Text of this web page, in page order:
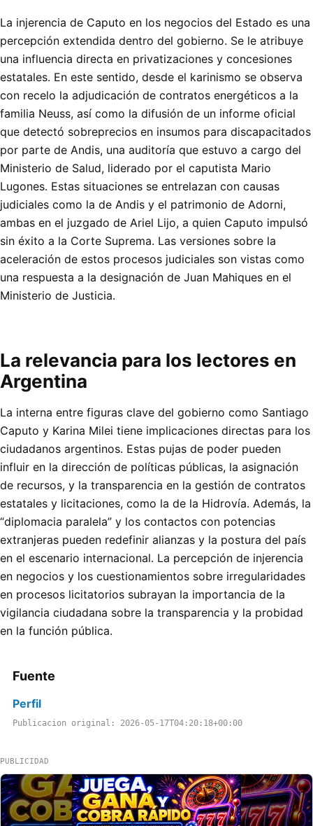
La injerencia de Caputo en los negocios del Estado es una
percepción extendida dentro del gobierno. Se le atribuye
una influencia directa en privatizaciones y concesiones
estatales. En este sentido, desde el karinismo se observa
con recelo la adjudicación de contratos energéticos a la
familia Neuss, así como la difusión de un informe oficial
que detectó sobreprecios en insumos para discapacitados
por parte de Andis, una auditoría que estuvo a cargo del
Ministerio de Salud, liderado por el caputista Mario
Lugones. Estas situaciones se entrelazan con causas
judiciales como la de Andis y el patrimonio de Adorni,
ambas en el juzgado de Ariel Lijo, a quien Caputo impulsó
sin éxito a la Corte Suprema. Las versiones sobre la
aceleración de estos procesos judiciales son vistas como
una respuesta a la designación de Juan Mahiques en el
Ministerio de Justicia.
La relevancia para los lectores en
Argentina
La interna entre figuras clave del gobierno como Santiago
Caputo y Karina Milei tiene implicaciones directas para los
ciudadanos argentinos. Estas pujas de poder pueden
influir en la dirección de políticas públicas, la asignación
de recursos, y la transparencia en la gestión de contratos
estatales y licitaciones, como la de la Hidrovía. Además, la
“diplomacia paralela” y los contactos con potencias
extranjeras pueden redefinir alianzas y la postura del país
en el escenario internacional. La percepción de injerencia
en negocios y los cuestionamientos sobre irregularidades
en procesos licitatorios subrayan la importancia de la
vigilancia ciudadana sobre la transparencia y la probidad
en la función pública.
Fuente
Perfil
Publicacion original: 2026-05-17T04:20:18+00:00
PUBLICIDAD